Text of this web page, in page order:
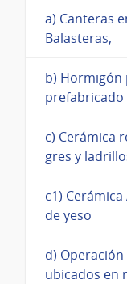
a) Canteras
Balasteras,
b) Hormigón
prefabricado
c) Cerámica
gres y
c1)
de yeso
d)
ubicados en